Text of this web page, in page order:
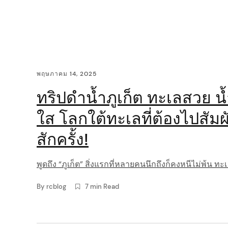
t
i
o
n
C
o
n
t
e
n
พฤษภาคม 14, 2025
ทริปดำน้ำภูเก็ต ทะเลสวย
ใส โลกใต้ทะเลที่ต้องไปสัม
สักครั้ง!
พูดถึง “ภูเก็ต” สิ่งแรกที่หลายคนนึกถึงก็คงหนีไม่พ้น ทะ
By rcblog 7 min Read